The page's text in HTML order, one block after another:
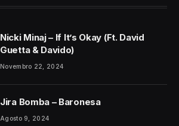
Nicki Minaj – If It’s Okay (Ft. David
Guetta & Davido)
Novembro 22, 2024
Jira Bomba – Baronesa
Agosto 9, 2024